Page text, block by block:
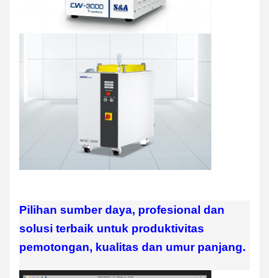
Pilihan sumber daya, profesional dan
solusi terbaik untuk produktivitas
pemotongan, kualitas dan umur panjang.